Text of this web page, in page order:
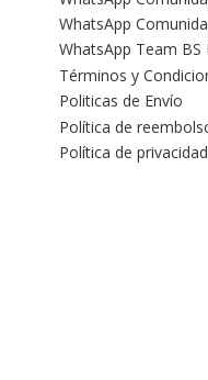
WhatsApp
WhatsApp Team BS
Términos y
Politicas de Envío
Política de
Política de privacidad